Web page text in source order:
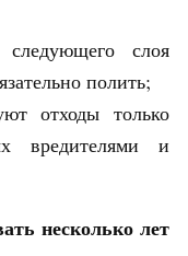
следующего слоя
полить;
отходы только
вредителями и
несколько лет